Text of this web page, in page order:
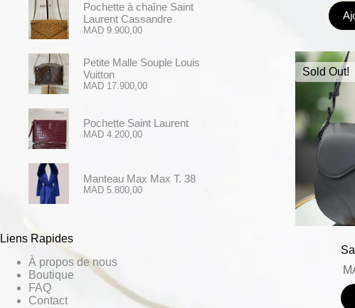
Sold Out!
Pochette à chaîne Saint
Laurent Cassandre
MAD 9.900,00
Petite Malle Souple Louis
Vuitton
MAD 17.900,00
Pochette Saint Laurent
MAD 4.200,00
Manteau Max Max T. 38
MAD 5.800,00
Liens Rapides
À propos de nous
Boutique
FAQ
Contact